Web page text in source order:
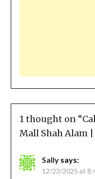
1 thought on “
Mall Shah Alam
Sally says:
12/23/2025 at